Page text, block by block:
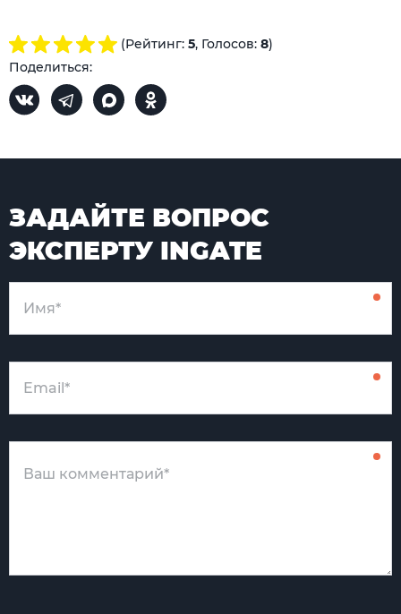
(Рейтинг: 5, Голосов: 8)
Поделиться:
ЗАДАЙТЕ ВОПРОС
ЭКСПЕРТУ INGATE